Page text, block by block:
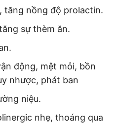
tăng nồng độ prolactin.
sự thèm ăn.
động, mệt mỏi, bồn
nhược, phát ban
niệu.
nhẹ, thoáng qua